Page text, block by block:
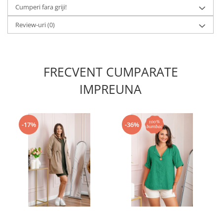
Cumperi fara griji!
Review-uri(0)
FRECVENT CUMPARATE
IMPREUNA
-17% -36%